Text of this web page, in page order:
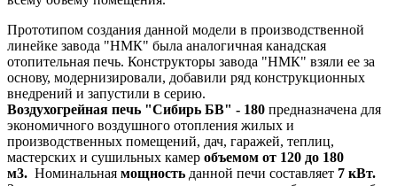
Прототипом создания данной модели в производственной
линейке завода "НМК" была аналогичная канадская
отопительная печь. Конструкторы завода "НМК" взяли ее за
основу, модернизировали, добавили ряд конструкционных
внедрений и запустили в серию.
Воздухогрейная печь "Сибирь БВ" - 180 предназначена для
экономичного воздушного отопления жилых и
производственных помещений, дач, гаражей, теплиц,
мастерских и сушильных камер объемом от 120 до 180
м3. Номинальная мощность данной печи составляет 7 кВт.